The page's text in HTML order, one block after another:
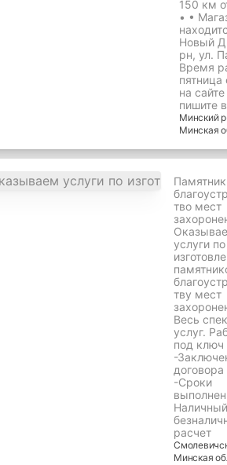
150 км
• •
Новый
рн, ул.
Время
пятница
на
пишите
Минский
Минская
тво мест
услуги по
тву мест
Весь
услуг.
под ключ
-
договора
-Сроки
расчет
Минская